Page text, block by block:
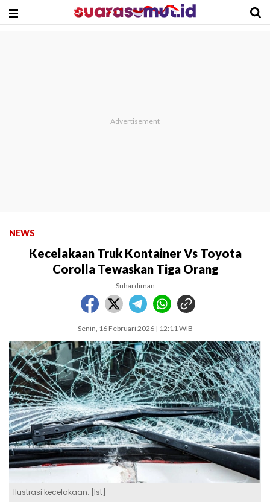
NEWS
Kecelakaan Truk Kontainer Vs Toyota
Corolla Tewaskan Tiga Orang
Suhardiman
Senin, 16 Februari 2026 | 12:11 WIB
Ilustrasi kecelakaan. [Ist]